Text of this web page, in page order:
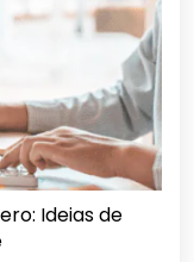
Ideias de